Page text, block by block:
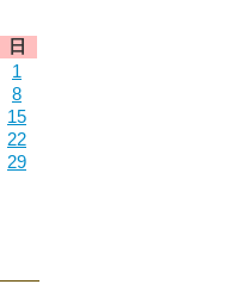
日
1
8
15
22
29